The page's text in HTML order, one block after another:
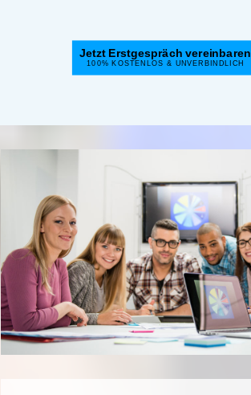
Jetzt Erstgespräch vereinbaren
100% KOSTENLOS & UNVERBINDLICH